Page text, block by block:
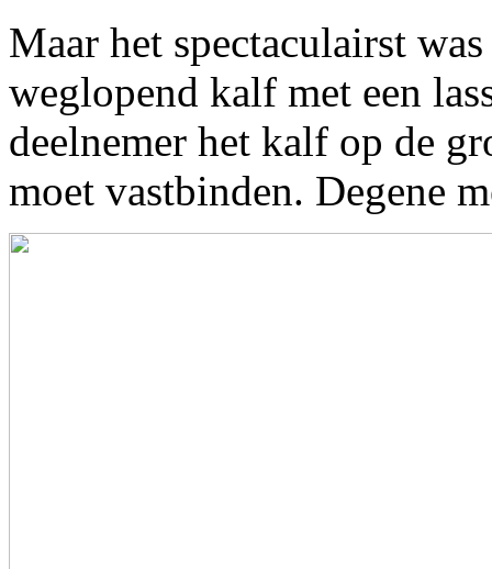
Maar het spectaculairst
weglopend kalf met een
deelnemer het kalf op de
moet vastbinden. Degene